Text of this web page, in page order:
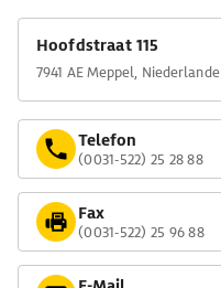
Hoofdstraat 115
7941 AE Meppel, Niederlande
Telefon
(0031-522) 25 28 88
Fax
(0031-522) 25 96 88